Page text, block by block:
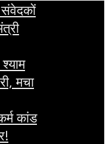
संवेदकों
मचा
कांड